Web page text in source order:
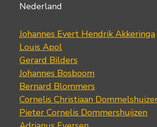
Nederland
Johannes Evert Hendrik Akkeringa
Louis Apol
Gerard Bilders
Johannes Bosboom
Bernard Blommers
Cornelis Christiaan
Pieter Cornelis Dommershuijzen